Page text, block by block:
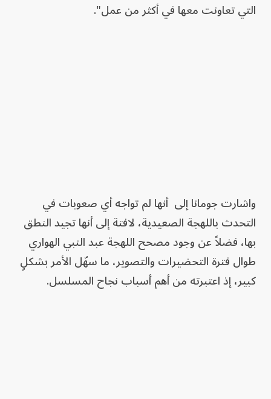
التي تعاونت معها في أكثر من عمل".
واشارت جومانا إلى أنها لم تواجه أي صعوبات في
التحدث باللهجة الصعيدية، لافتة إلى أنها تجيد النطق
بها، فضلاً عن وجود مصحح اللهجة عبد النبي الهواري
طوال فترة التحضيرات والتصوير، ما سهّل الأمر بشكلٍ
كبير، إذ اعتبرته من أهم أسباب نجاح المسلسل.